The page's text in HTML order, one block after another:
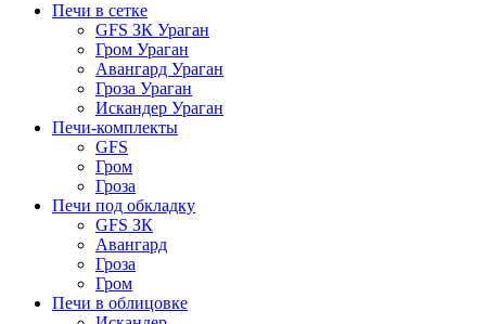
Печи в сетке
GFS ЗК Ураган
Гром Ураган
Авангард Ураган
Гроза Ураган
Искандер Ураган
Печи-комплекты
GFS
Гром
Гроза
Печи под обкладку
GFS ЗК
Авангард
Гроза
Гром
Печи в облицовке